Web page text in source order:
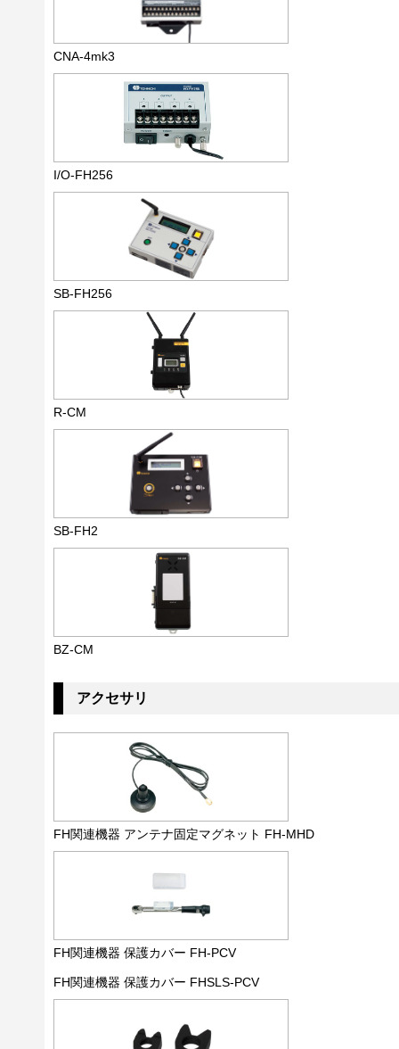
CNA-4mk3
I/O-FH256
SB-FH256
R-CM
SB-FH2
BZ-CM
アクセサリ
FH関連機器 アンテナ固定マグネット FH-MHD
FH関連機器 保護カバー FH-PCV
FH関連機器 保護カバー FHSLS-PCV